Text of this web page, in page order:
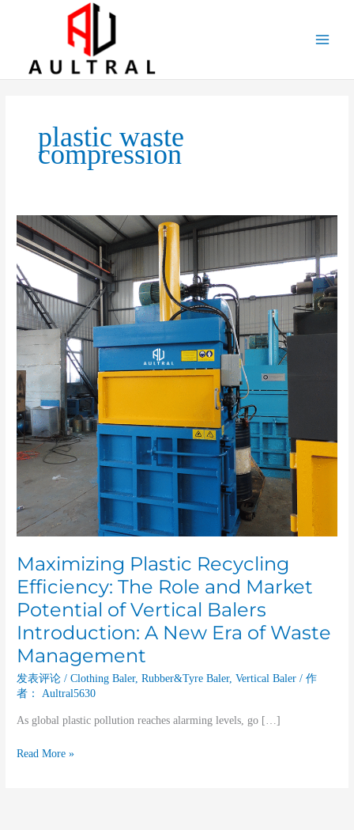
plastic waste
compression
Maximizing Plastic Recycling
Efficiency: The Role and Market
Potential of Vertical Balers
Introduction: A New Era of Waste
Management
发表评论 /Clothing Baler,Rubber&Tyre Baler,Vertical Baler / 作
者：
Aultral5630
As global plastic pollution reaches alarming levels, go […]
Maximizing
Plastic
Recycling
Efficiency:
The
Role
and
Market
Potential
of
Vertical
Balers
Introduction:
A
New
Era
Waste
Management
Read More »